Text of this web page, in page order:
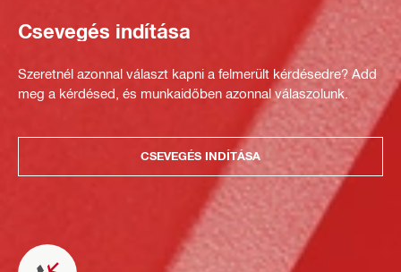
Csevegés indítása
Szeretnél azonnal választ kapni a felmerült kérdésedre? Add
meg a kérdésed, és munkaidőben azonnal válaszolunk.
CSEVEGÉS INDÍTÁSA